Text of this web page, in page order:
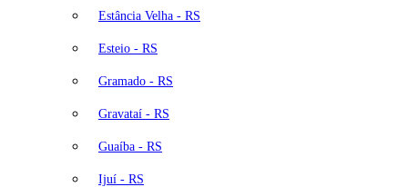
Estância Velha - RS
Esteio - RS
Gramado - RS
Gravataí - RS
Guaíba - RS
Ijuí - RS